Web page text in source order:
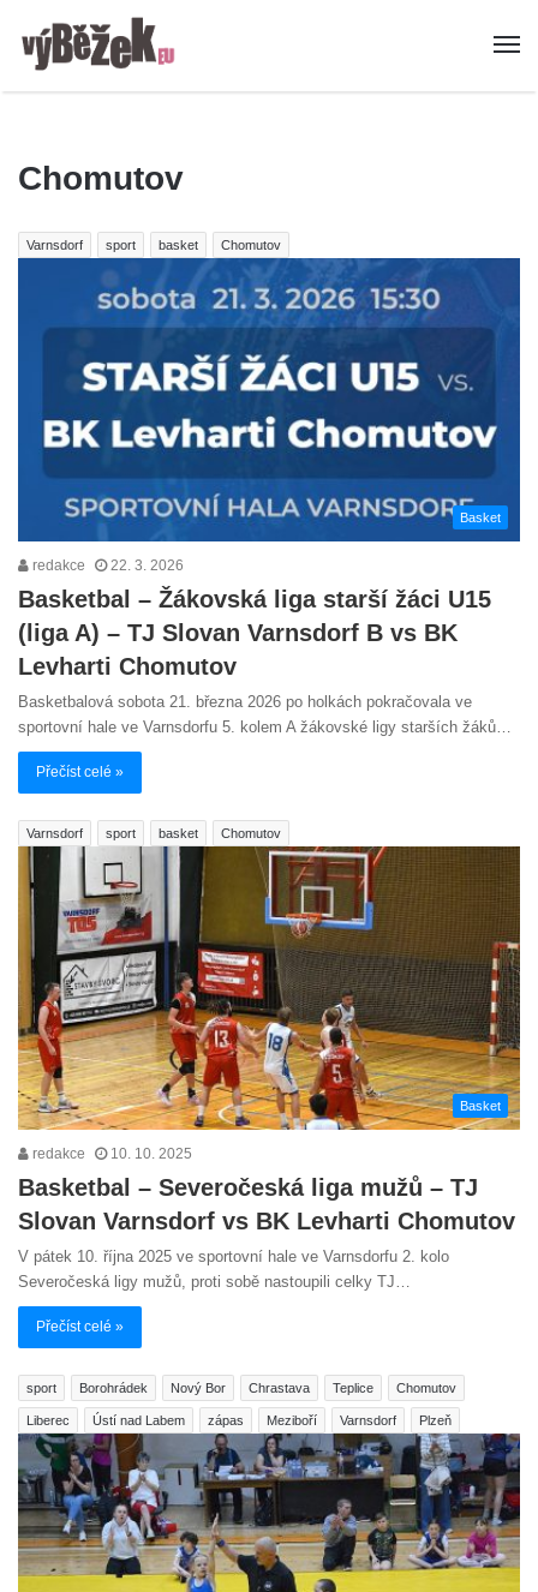
Chomutov
Varnsdorf sport basket Chomutov
Basket
redakce 22. 3. 2026
Basketbal – Žákovská liga starší žáci U15
(liga A) – TJ Slovan Varnsdorf B vs BK
Levharti Chomutov
Basketbalová sobota 21. března 2026 po holkách pokračovala ve
sportovní hale ve Varnsdorfu 5. kolem A žákovské ligy starších žáků…
Přečíst celé »
Varnsdorf sport basket Chomutov
Basket
redakce 10. 10. 2025
Basketbal – Severočeská liga mužů – TJ
Slovan Varnsdorf vs BK Levharti Chomutov
V pátek 10. října 2025 ve sportovní hale ve Varnsdorfu 2. kolo
Severočeská ligy mužů, proti sobě nastoupili celky TJ…
Přečíst celé »
sport Borohrádek Nový Bor Chrastava Teplice Chomutov
Liberec Ústí nad Labem zápas Meziboří Varnsdorf Plzeň